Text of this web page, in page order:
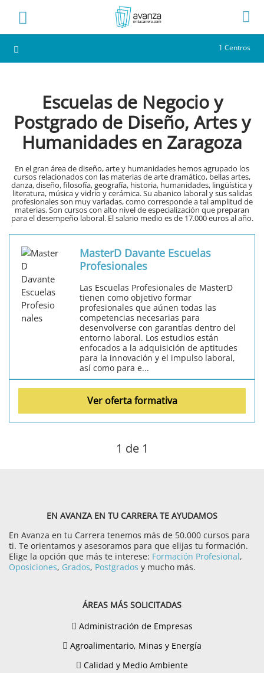
1 Centros
Escuelas de Negocio y
Postgrado de Diseño, Artes y
Humanidades en Zaragoza
En el gran área de diseño, arte y humanidades hemos agrupado los
cursos relacionados con las materias de arte dramático, bellas artes,
danza, diseño, filosofía, geografía, historia, humanidades, lingüística y
literatura, música y vidrio y cerámica. Su abanico laboral y sus salidas
profesionales son muy variadas, como corresponde a tal amplitud de
materias. Son cursos con alto nivel de especialización que preparan
para el desempeño laboral. El salario medio es de 17.000 euros al año.
MasterD Davante Escuelas
Profesionales
Las Escuelas Profesionales de MasterD
tienen como objetivo formar
profesionales que aúnen todas las
competencias necesarias para
desenvolverse con garantías dentro del
entorno laboral. Los estudios están
enfocados a la adquisición de aptitudes
para la innovación y el impulso laboral,
así como para e...
Ver oferta formativa
1 de 1
EN AVANZA EN TU CARRERA TE AYUDAMOS
En Avanza en tu Carrera tenemos más de 50.000 cursos para
ti. Te orientamos y asesoramos para que elijas tu formación.
Elige la opción que más te interese: Formación Profesional,
Oposiciones, Grados, Postgrados y mucho más.
ÁREAS MÁS SOLICITADAS
Administración de Empresas
Agroalimentario, Minas y Energía
Calidad y Medio Ambiente